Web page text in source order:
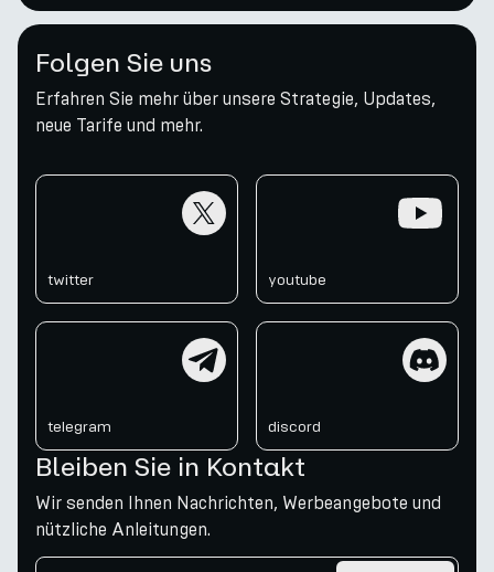
Folgen Sie uns
Erfahren Sie mehr über unsere Strategie, Updates,
neue Tarife und mehr.
twitter youtube
telegram discord
Bleiben Sie in Kontakt
Wir senden Ihnen Nachrichten, Werbeangebote und
nützliche Anleitungen.